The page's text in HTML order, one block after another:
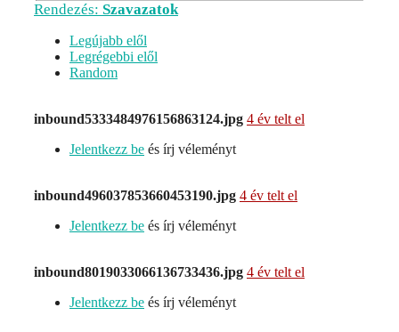
Rendezés: Szavazatok
Legújabb elől
Legrégebbi elől
Random
inbound5333484976156863124.jpg 4 év telt el
Jelentkezz be és írj véleményt
inbound496037853660453190.jpg 4 év telt el
Jelentkezz be és írj véleményt
inbound8019033066136733436.jpg 4 év telt el
Jelentkezz be és írj véleményt